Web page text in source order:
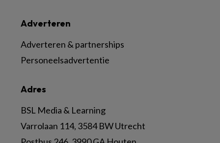
Adres
BSL Media & Learning
Varrolaan 114, 3584 BW Utrecht
Adverteren
Adverteren & partnerships
Personeelsadvertentie